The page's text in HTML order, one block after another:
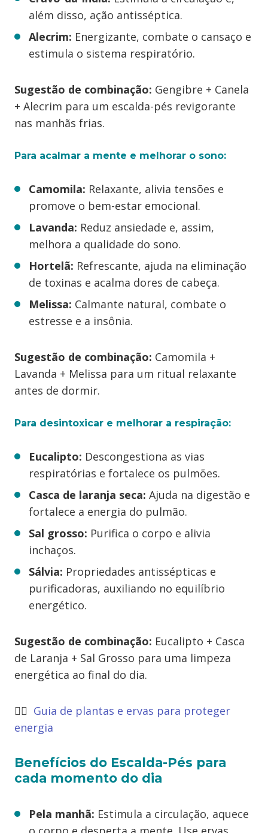
além disso, ação antisséptica.
Alecrim: Energizante, combate o cansaço e
estimula o sistema respiratório.
Sugestão de combinação: Gengibre + Canela
+ Alecrim para um escalda-pés revigorante
nas manhãs frias.
Para acalmar a mente e melhorar o sono:
Camomila: Relaxante, alivia tensões e
promove o bem-estar emocional.
Lavanda: Reduz ansiedade e, assim,
melhora a qualidade do sono.
Hortelã: Refrescante, ajuda na eliminação
de toxinas e acalma dores de cabeça.
Melissa: Calmante natural, combate o
estresse e a insônia.
Sugestão de combinação: Camomila +
Lavanda + Melissa para um ritual relaxante
antes de dormir.
Para desintoxicar e melhorar a respiração:
Eucalipto: Descongestiona as vias
respiratórias e fortalece os pulmões.
Casca de laranja seca: Ajuda na digestão e
fortalece a energia do pulmão.
Sal grosso: Purifica o corpo e alivia
inchaços.
Sálvia: Propriedades antissépticas e
purificadoras, auxiliando no equilíbrio
energético.
Sugestão de combinação: Eucalipto + Casca
de Laranja + Sal Grosso para uma limpeza
energética ao final do dia.
👉🏻 Guia de plantas e ervas para proteger
energia
Benefícios do Escalda-Pés para
cada momento do dia
Pela manhã: Estimula a circulação, aquece